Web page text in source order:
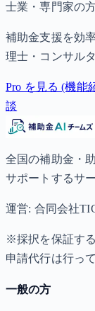
士業・専門家の
補助金支援を効
理士・コンサル
Pro を見る (機能
談
全国の補助金・
サポートするサ
運営: 合同会社
※採択を保証す
申請代行は行っ
一般の方